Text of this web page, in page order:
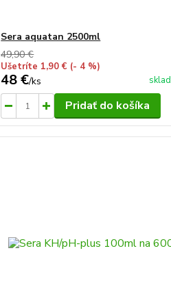
Sera aquatan 2500ml
49,90 €
Ušetríte 1,90 € (- 4 %)
48 €/ks
Pridať do košíka